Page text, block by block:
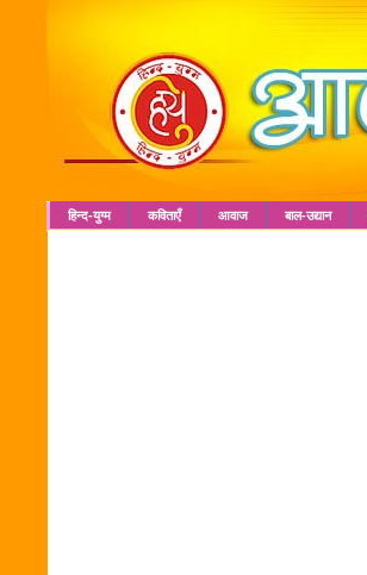
हिन्द-युग्म कविताएँ आवाज बाल-उद्यान